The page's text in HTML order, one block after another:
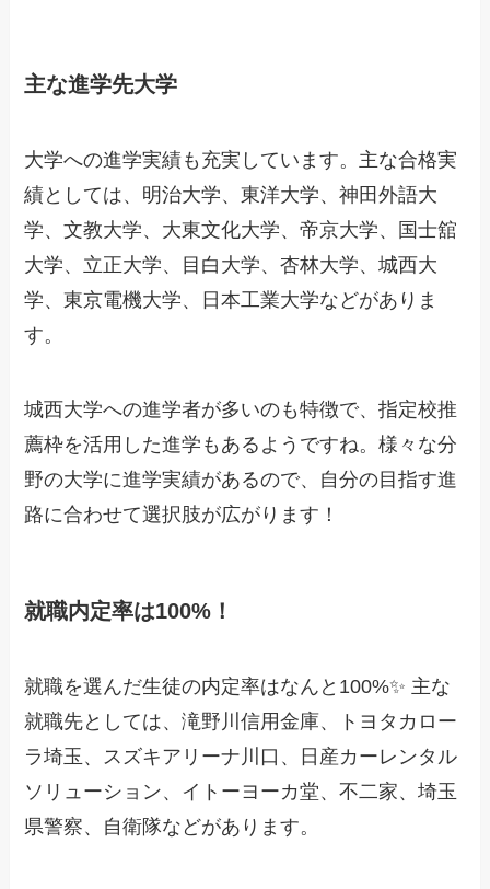
主な進学先大学
大学への進学実績も充実しています。主な合格実
績としては、明治大学、東洋大学、神田外語大
学、文教大学、大東文化大学、帝京大学、国士舘
大学、立正大学、目白大学、杏林大学、城西大
学、東京電機大学、日本工業大学などがありま
す。
城西大学への進学者が多いのも特徴で、指定校推
薦枠を活用した進学もあるようですね。様々な分
野の大学に進学実績があるので、自分の目指す進
路に合わせて選択肢が広がります！
就職内定率は100%！
就職を選んだ生徒の内定率はなんと100%✨ 主な
就職先としては、滝野川信用金庫、トヨタカロー
ラ埼玉、スズキアリーナ川口、日産カーレンタル
ソリューション、イトーヨーカ堂、不二家、埼玉
県警察、自衛隊などがあります。